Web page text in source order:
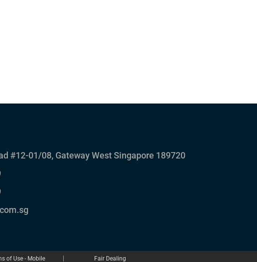
#12-01/08, Gateway West Singapore 189720
of Use - Mobile Fair Dealing